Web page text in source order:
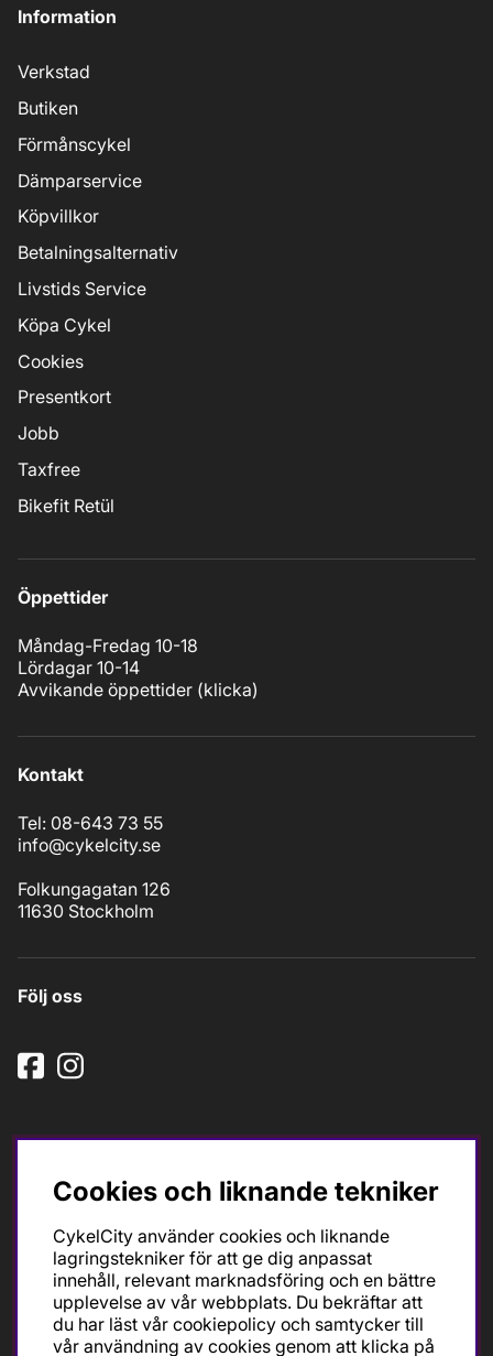
Information
Verkstad
Butiken
Förmånscykel
Dämparservice
Köpvillkor
Betalningsalternativ
Livstids Service
Köpa Cykel
Cookies
Presentkort
Jobb
Taxfree
Bikefit Retül
Öppettider
Måndag-Fredag 10-18
Lördagar 10-14
Avvikande öppettider (klicka)
Kontakt
Tel: 08-643 73 55
info@cykelcity.se
Folkungagatan 126
11630 Stockholm
Följ oss
Ska du köpa cykel för träning och tävling så är det till
oss du ska vända dig. Racer, gravel, triathlon och MTB.
Vi är en mycket personlig cykelaffär med hög
servicegrad och alla vi som jobbar är inbitna cyklister
med stor passion, erfarenhet och kunskap om cykling
och dess produkter. Gör din bästa cykelaffär på
Cookies och liknande tekniker
CykelCity använder cookies och liknande
lagringstekniker för att ge dig anpassat
innehåll, relevant marknadsföring och en bättre
upplevelse av vår webbplats. Du bekräftar att
du har läst vår cookiepolicy och samtycker till
vår användning av cookies genom att klicka på